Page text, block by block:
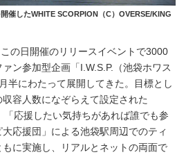
催したWHITE SCORPION（C）OVERSE/KING
の日開催のリリースイベントで3000
ン参加型企画「I.W.S.P.（池袋ホワス
半にわたって展開してきた。目標とし
容人数になぞらえて設定された
「応援したい気持ちがあれば誰でも参
応援団」による池袋駅周辺でのティ
に実施し、リアルとネットの両面で